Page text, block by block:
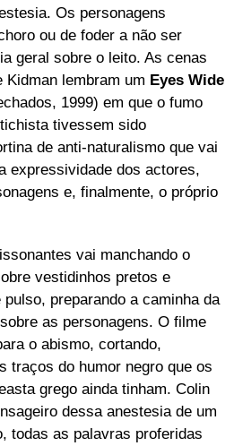
Os personagens
ou de foder a não ser
geral sobre o leito. As cenas
Kidman lembram um Eyes Wide
1999) em que o fumo
tivessem sido
de anti-naturalismo que vai
expressividade dos actores,
e, finalmente, o próprio
vai manchando o
vestidinhos pretos e
preparando a caminha da
as personagens. O filme
o abismo, cortando,
traços do humor negro que os
grego ainda tinham. Colin
dessa anestesia de um
todas as palavras proferidas